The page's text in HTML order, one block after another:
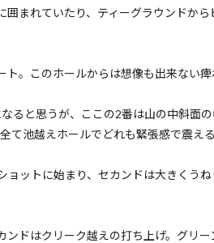
まれていたり、ティーグラウンドか
。このホールからは想像も出来ない痺
ると思うが、ここの2番は山の中斜面
て池越えホールでどれも緊張感で震える
ットに始まり、セカンドは大きくう
ドはクリーク越えの打ち上げ。グリ